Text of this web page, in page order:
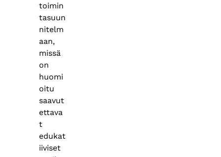
toimin
tasuun
nitelm
aan,
missä
on
huomi
oitu
saavut
ettava
t
edukat
iiviset